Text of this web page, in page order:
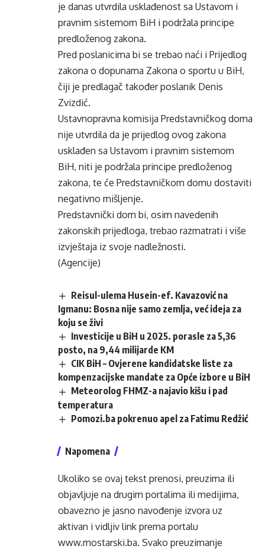
je danas utvrdila usklađenost sa Ustavom i
pravnim sistemom BiH i podržala principe
predloženog zakona.
Pred poslanicima bi se trebao naći i Prijedlog
zakona o dopunama Zakona o sportu u BiH,
čiji je predlagač također poslanik Denis
Zvizdić.
Ustavnopravna komisija Predstavničkog doma
nije utvrdila da je prijedlog ovog zakona
usklađen sa Ustavom i pravnim sistemom
BiH, niti je podržala principe predloženog
zakona, te će Predstavničkom domu dostaviti
negativno mišljenje.
Predstavnički dom bi, osim navedenih
zakonskih prijedloga, trebao razmatrati i više
izvještaja iz svoje nadležnosti.
(Agencije)
Reisul-ulema Husein-ef. Kavazović na
Igmanu: Bosna nije samo zemlja, već ideja za
koju se živi
Investicije u BiH u 2025. porasle za 5,36
posto, na 9,44 milijarde KM
CIK BiH – Ovjerene kandidatske liste za
kompenzacijske mandate za Opće izbore u BiH
Meteorolog FHMZ-a najavio kišu i pad
temperatura
Pomozi.ba pokrenuo apel za Fatimu Redžić
Napomena
Ukoliko se ovaj tekst prenosi, preuzima ili
objavljuje na drugim portalima ili medijima,
obavezno je jasno navođenje izvora uz
aktivan i vidljiv link prema portalu
www.mostarski.ba. Svako preuzimanje